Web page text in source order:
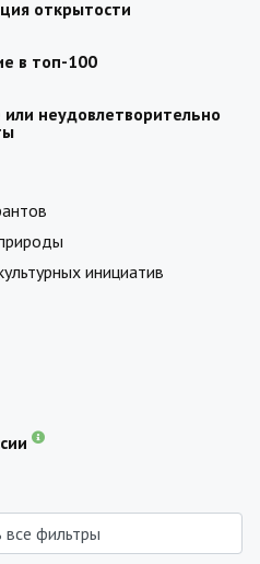
открытости
в топ-100
неудовлетворительно
инициатив
все фильтры